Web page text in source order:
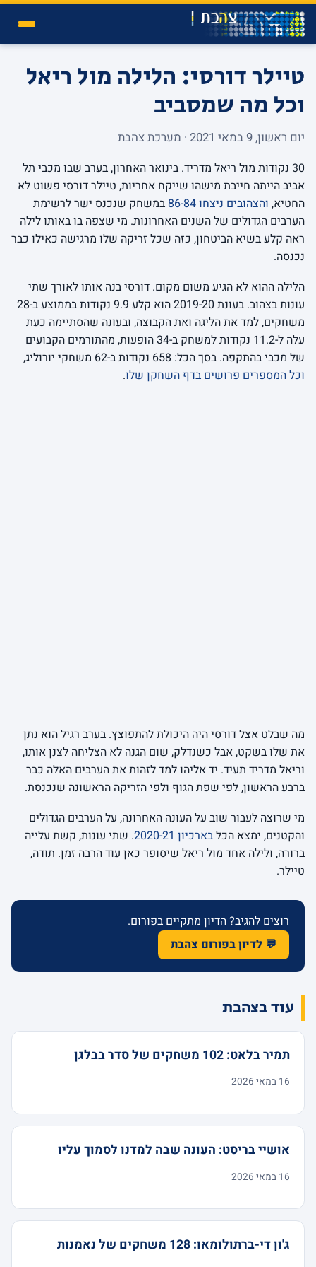
טיילר דורסי: הלילה מול ריאל
וכל מה שמסביב
יום ראשון, 9 במאי 2021 · מערכת צהבת
30 נקודות מול ריאל מדריד. בינואר האחרון, בערב שבו מכבי תל
אביב הייתה חייבת מישהו שייקח אחריות, טיילר דורסי פשוט לא
החטיא, והצהובים ניצחו 86-84
במשחק שנכנס ישר לרשימת
הערבים הגדולים של השנים האחרונות. מי שצפה בו באותו לילה
ראה קלע בשיא הביטחון, כזה שכל זריקה שלו מרגישה כאילו כבר
נכנסה.
הלילה ההוא לא הגיע משום מקום. דורסי בנה אותו לאורך שתי
עונות בצהוב. בעונת 2019-20 הוא קלע 9.9 נקודות בממוצע ב-28
משחקים, למד את הליגה ואת הקבוצה, ובעונה שהסתיימה כעת
עלה ל-11.2 נקודות למשחק ב-34 הופעות, מהתורמים הקבועים
של מכבי בהתקפה. בסך הכל: 658 נקודות ב-62 משחקי יורוליג,
וכל המספרים פרושים בדף השחקן שלו.
מה שבלט אצל דורסי היה היכולת להתפוצץ. בערב רגיל הוא נתן
את שלו בשקט, אבל כשנדלק, שום הגנה לא הצליחה לצנן אותו,
וריאל מדריד תעיד. יד אליהו למד לזהות את הערבים האלה כבר
ברבע הראשון, לפי שפת הגוף ולפי הזריקה הראשונה שנכנסת.
מי שרוצה לעבור שוב על העונה האחרונה, על הערבים הגדולים
והקטנים, ימצא הכלבארכיון 2020-21
. שתי עונות, קשת עלייה
ברורה, ולילה אחד מול ריאל שיסופר כאן עוד הרבה זמן. תודה,
טיילר.
רוצים להגיב? הדיון מתקיים בפורום.
💬 לדיון בפורום צהבת
עוד בצהבת
תמיר בלאט: 102 משחקים של סדר בבלגן
16 במאי 2026
אושיי בריסט: העונה שבה למדנו לסמוך עליו
16 במאי 2026
ג'ון די-ברתולומאו: 128 משחקים של נאמנות